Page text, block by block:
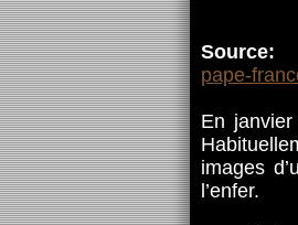
Source:
pape-
En
images
l’enfer.